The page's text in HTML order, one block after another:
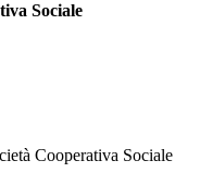
Sociale
Cooperativa Sociale